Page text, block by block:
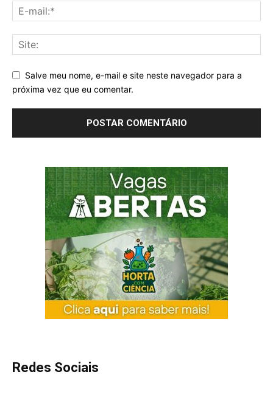
Salve meu nome, e-mail e site neste navegador para a
próxima vez que eu comentar.
Redes Sociais